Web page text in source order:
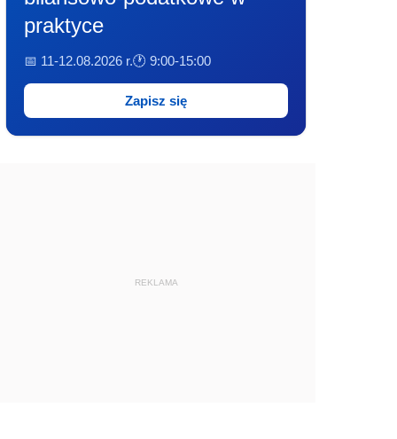
praktyce
📅 11-12.08.2026 r.🕐 9:00-15:00
Zapisz się
REKLAMA